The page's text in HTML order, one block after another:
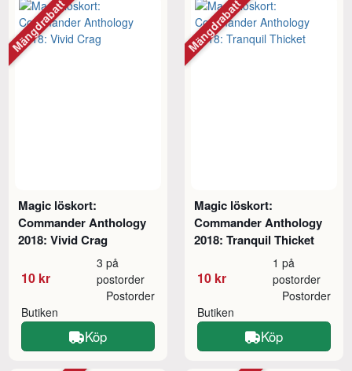
Magic löskort:
Commander Anthology
2018: Vivid Crag
10 kr
3 på
postorder
Butiken
Postorder
Köp
Mängdrabatt
Magic löskort:
Commander Anthology
2018: Tranquil Thicket
10 kr
1 på
postorder
Butiken
Postorder
Köp
Mängdrabatt